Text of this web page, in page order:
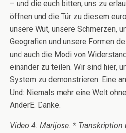
– und die euch bitten, uns zu
öffnen und die Tür zu diesem
unsere Wut, unsere Schmerzen,
Geografien und unsere Formen
und auch die Modi von
einander zu teilen. Wir sind hier,
System zu demonstrieren: Eine
Und: Niemals mehr eine Welt
AnderE. Danke.
Video 4: Marijose. * Transkription